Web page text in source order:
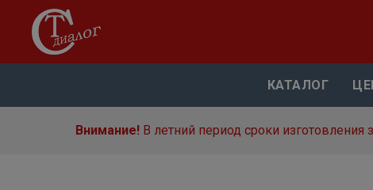
КАТАЛОГ
Внимание! В летний период сроки